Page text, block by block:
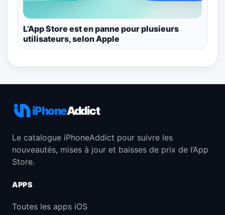
L’App Store est en panne pour plusieurs
utilisateurs, selon Apple
iPhoneAddict
Le catalogue iPhoneAddict pour suivre les
nouveautés, mises à jour et baisses de prix de l’App
Store.
APPS
Toutes les apps iOS